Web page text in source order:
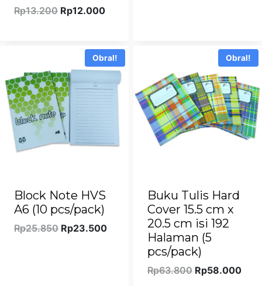
Rp13.200 Harga
Rp13.200.
Rp12.000Harga
adalah:
Rp12.000.
Obral!
Block Note HVS
A6 (10 pcs/pack)
Rp25.850 Harga
Rp23.500Harga
Obral!
Buku Tulis Hard
Cover 15.5 cm x
20.5 cm isi 192
Halaman (5
pcs/pack)
Rp63.800 Harga
Rp58.000